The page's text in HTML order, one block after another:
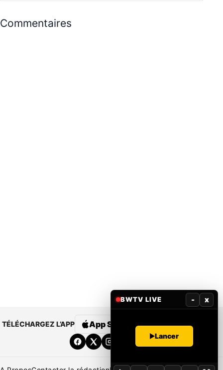
Commentaires
TÉLÉCHARGEZ L’APP App Store Google Play
BWTV LIVE - x
Lancer